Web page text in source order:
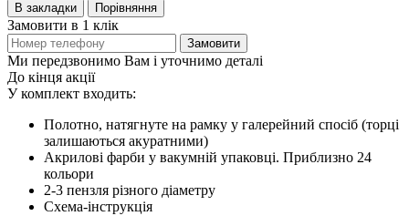
В закладки
Порівняння
Замовити в 1 клік
Замовити
Ми передзвонимо Вам і уточнимо деталі
До кінця акції
У комплект входить:
Полотно, натягнуте на рамку у галерейний спосіб (торці
залишаються акуратними)
Акрилові фарби у вакумній упаковці. Приблизно 24
кольори
2-3 пензля різного діаметру
Схема-інструкція